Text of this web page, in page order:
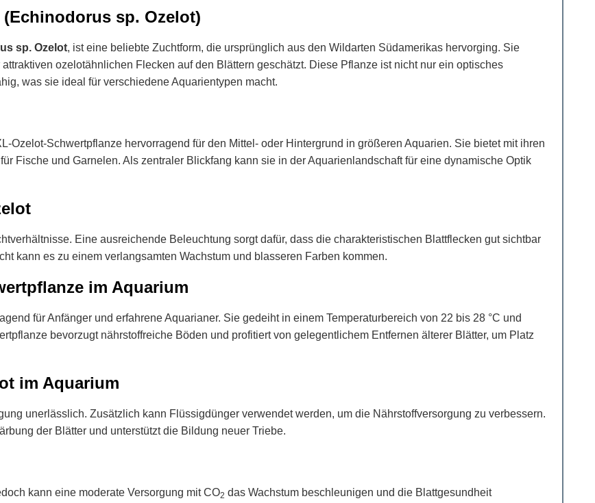
sp. Ozelot)
sp. Ozelot, ist eine beliebte Zuchtform, die ursprünglich aus den Wildarten Südamerikas hervorging. Sie
ozelotähnlichen Flecken auf den Blättern geschätzt. Diese Pflanze ist nicht nur ein optisches
was sie ideal für verschiedene Aquarientypen macht.
Ozelot-Schwertpflanze hervorragend für den Mittel- oder Hintergrund in größeren Aquarien. Sie bietet mit ihren
Fische und Garnelen. Als zentraler Blickfang kann sie in der Aquarienlandschaft für eine dynamische Optik
Eine ausreichende Beleuchtung sorgt dafür, dass die charakteristischen Blattflecken gut sichtbar
kann es zu einem verlangsamten Wachstum und blasseren Farben kommen.
im Aquarium
für Anfänger und erfahrene Aquarianer. Sie gedeiht in einem Temperaturbereich von 22 bis 28 °C und
bevorzugt nährstoffreiche Böden und profitiert von gelegentlichem Entfernen älterer Blätter, um Platz
im Aquarium
unerlässlich. Zusätzlich kann Flüssigdünger verwendet werden, um die Nährstoffversorgung zu verbessern.
der Blätter und unterstützt die Bildung neuer Triebe.
kann eine moderate Versorgung mit CO2 das Wachstum beschleunigen und die Blattgesundheit